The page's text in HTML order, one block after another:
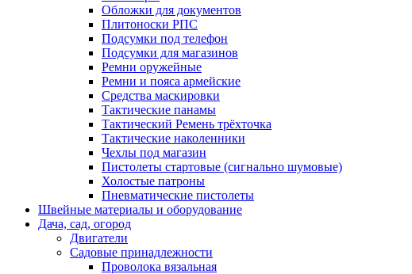
Обложки для документов
Плитоноски РПС
Подсумки под телефон
Подсумки для магазинов
Ремни оружейные
Ремни и пояса армейские
Средства маскировки
Тактические панамы
Тактический Ремень трёхточка
Тактические наколенники
Чехлы под магазин
Пистолеты стартовые (сигнально шумовые)
Холостые патроны
Пневматические пистолеты
Швейные материалы и оборудование
Дача, сад, огород
Двигатели
Садовые принадлежности
Проволока вязальная